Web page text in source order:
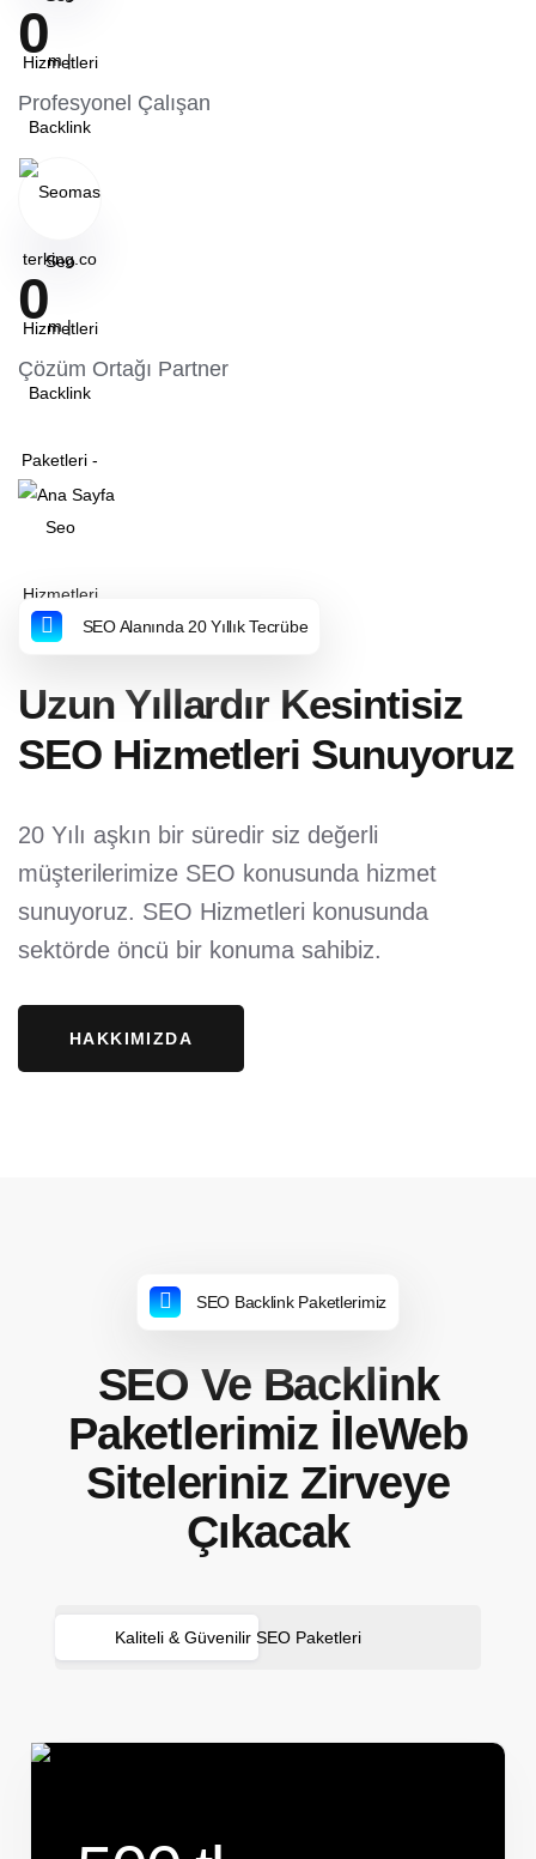
0
Profesyonel Çalışan
0
Çözüm Ortağı Partner
SEO Alanında 20 Yıllık Tecrübe
Uzun Yıllardır Kesintisiz
SEO Hizmetleri Sunuyoruz
20 Yılı aşkın bir süredir siz değerli
müşterilerimize SEO konusunda hizmet
sunuyoruz. SEO Hizmetleri konusunda
sektörde öncü bir konuma sahibiz.
HAKKIMIZDA
SEO Backlink Paketlerimiz
SEO Ve Backlink
Paketlerimiz İleWeb
Siteleriniz Zirveye
Çıkacak
Kaliteli & Güvenilir SEO Paketleri